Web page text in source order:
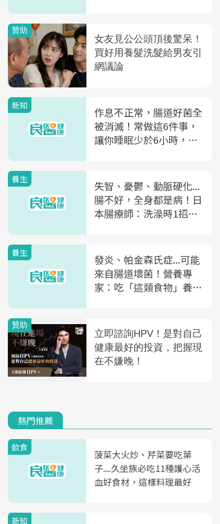
新知
作息不正常，腸道好菌全
被消滅！常做這6件事，
讓你睡眠少於6小時，大
養生
失智、憂鬱、動脈硬化...
腸不好，全身都是病！日
本腸療師：洗澡時1招排
養生
發炎、帕金森氏症...可能
來自腸道壞菌！營養專
家：吃「這類食物」養出
熱門推薦
飲食
菠菜大火炒、芹菜要吃葉
子....久坐族必吃11種護心活
血好食材，這樣料理最好
新知